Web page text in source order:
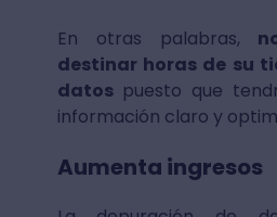
En otras palabras,
destinar horas de su
datospuesto que
información claro y
Aumenta ingresos